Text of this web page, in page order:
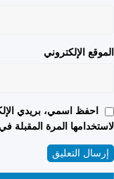
الموقع الإلكتروني
احفظ اسمي، بريدي
لاستخدامها المرة المقبلة